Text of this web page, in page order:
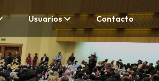
Usuarios Contacto